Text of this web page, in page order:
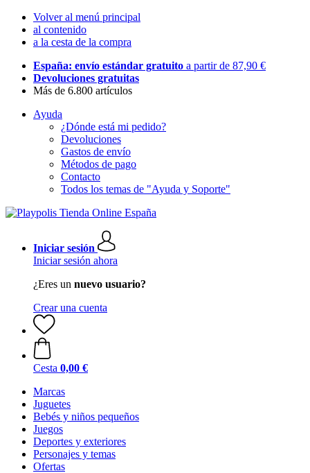
Volver al menú principal
al contenido
a la cesta de la compra
España: envío estándar gratuito a partir de 87,90 €
Devoluciones gratuitas
Más de 6.800 artículos
Ayuda
¿Dónde está mi pedido?
Devoluciones
Gastos de envío
Métodos de pago
Contacto
Todos los temas de "Ayuda y Soporte"
Iniciar sesión
Iniciar sesión ahora
¿Eres un nuevo usuario?
Crear una cuenta
Cesta 0,00 €
Marcas
Juguetes
Bebés y niños pequeños
Juegos
Deportes y exteriores
Personajes y temas
Ofertas